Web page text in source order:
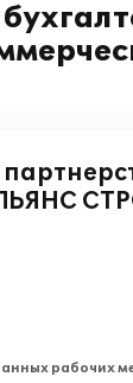
рабочих